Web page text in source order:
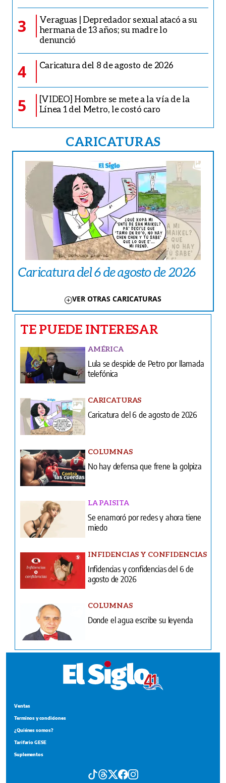
3
Veraguas | Depredador sexual atacó a su
hermana de 13 años; su madre lo
denunció
4 Caricatura del 8 de agosto de 2026
5
[VIDEO] Hombre se mete a la vía de la
Línea 1 del Metro, le costó caro
CARICATURAS
Caricatura del 6 de agosto de 2026
VER OTRAS CARICATURAS
TE PUEDE INTERESAR
AMÉRICA
Lula se despide de Petro por llamada
telefónica
CARICATURAS
Caricatura del 6 de agosto de 2026
COLUMNAS
No hay defensa que frene la golpiza
LA PAISITA
Se enamoró por redes y ahora tiene
miedo
INFIDENCIAS Y CONFIDENCIAS
Infidencias y confidencias del 6 de
agosto de 2026
COLUMNAS
Donde el agua escribe su leyenda
Ventas
Terminos y condiciones
¿Quiénes somos?
Tarifario GESE
Suplementos